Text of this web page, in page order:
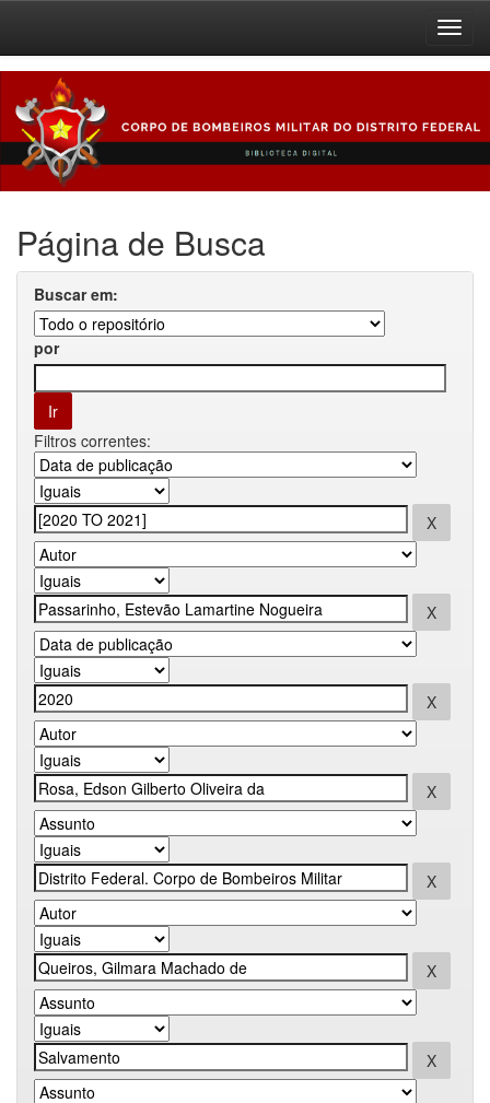
navigation
Página de Busca
Buscar em:
por
Filtros correntes: